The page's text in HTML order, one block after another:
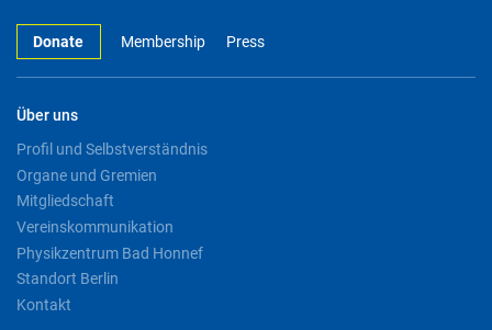
Donate Membership Press
Über uns
Profil und Selbstverständnis
Organe und Gremien
Mitgliedschaft
Vereinskommunikation
Physikzentrum Bad Honnef
Standort Berlin
Kontakt